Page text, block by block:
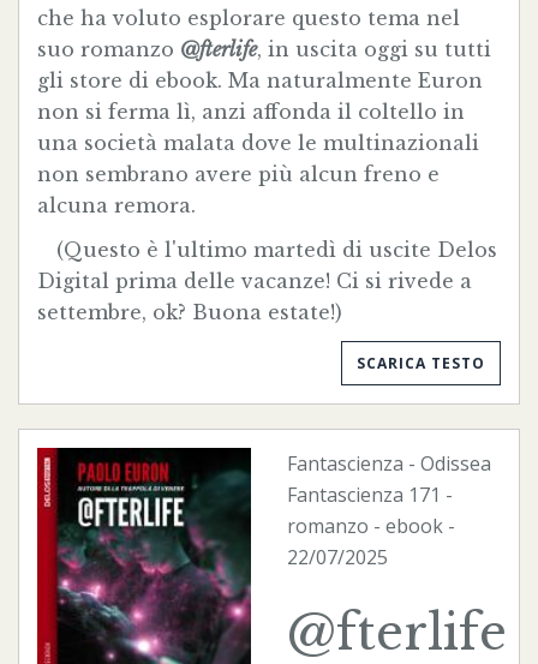
che ha voluto esplorare questo tema nel
suo romanzo @fterlife, in uscita oggi su tutti
gli store di ebook. Ma naturalmente Euron
non si ferma lì, anzi affonda il coltello in
una società malata dove le multinazionali
non sembrano avere più alcun freno e
alcuna remora.
(Questo è l'ultimo martedì di uscite Delos
Digital prima delle vacanze! Ci si rivede a
settembre, ok? Buona estate!)
SCARICA TESTO
Fantascienza - Odissea
Fantascienza 171 -
romanzo - ebook -
22/07/2025
@fterlife